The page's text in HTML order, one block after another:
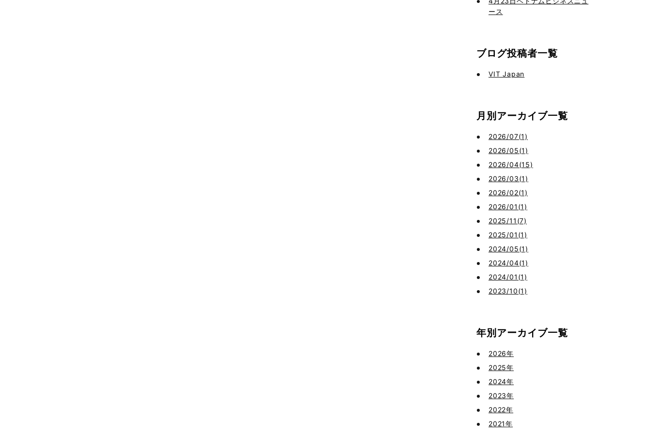
ース
ブログ投稿者一覧
VIT Japan
月別アーカイブ一覧
2026/07(1)
2026/05(1)
2026/04(15)
2026/03(1)
2026/02(1)
2026/01(1)
2025/11(7)
2025/01(1)
2024/05(1)
2024/04(1)
2024/01(1)
2023/10(1)
年別アーカイブ一覧
2026年
2025年
2024年
2023年
2022年
2021年